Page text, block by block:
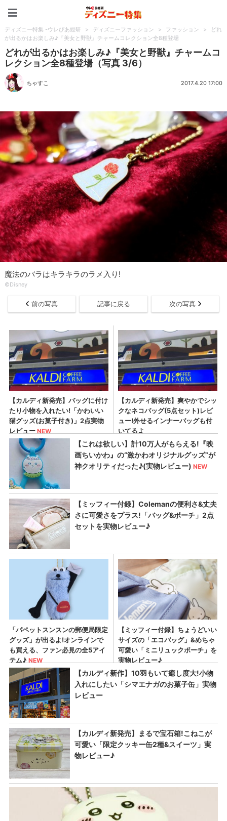
ディズニー特集 -ウレぴあ総研 > ディズニーファッション > ファッション >
どれ
が出るかはお楽しみ♪『美女と野獣』チャームコレクション全8種登場
どれが出るかはお楽しみ♪『美女と野獣』チャームコ
レクション全8種登場（写真 3/6）
ちゃすこ 2017.4.20 17:00
魔法のバラはキラキラのラメ入り!
©Disney
前の写真 記事に戻る 次の写真